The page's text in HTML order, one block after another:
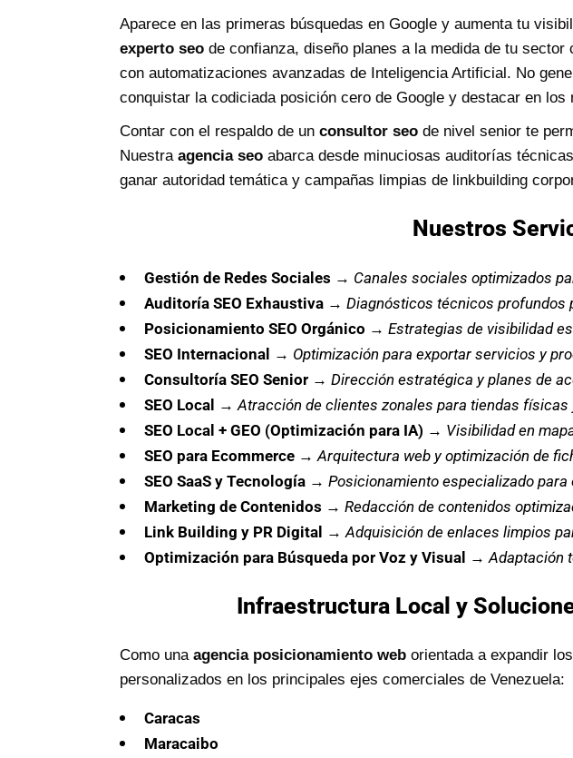
Aparece en las primeras búsquedas en Google y aumenta tu
experto seo de confianza, diseño planes a la medida de tu
con automatizaciones avanzadas de Inteligencia Artificial. No
conquistar la codiciada posición cero de Google y destacar en
Contar con el respaldo de un consultor seo de nivel senior te
Nuestra agencia seo abarca desde minuciosas auditorías
ganar autoridad temática y campañas limpias de linkbuilding
Nuestros
Gestión de Redes Sociales → Canales sociales optimizados
Auditoría SEO Exhaustiva → Diagnósticos técnicos profundos
Posicionamiento SEO Orgánico → Estrategias de visibilidad
SEO Internacional → Optimización para exportar servicios y
Consultoría SEO Senior → Dirección estratégica y planes de
SEO Local → Atracción de clientes zonales para tiendas físicas
SEO Local + GEO (Optimización para IA) → Visibilidad en
SEO para Ecommerce → Arquitectura web y optimización de
SEO SaaS y Tecnología → Posicionamiento especializado
Marketing de Contenidos → Redacción de contenidos
Link Building y PR Digital → Adquisición de enlaces limpios
Optimización para Búsqueda por Voz y Visual → Adaptación
Infraestructura Local y
Como una agencia posicionamiento web orientada a expandir
personalizados en los principales ejes comerciales de Venezuela:
Caracas
Maracaibo